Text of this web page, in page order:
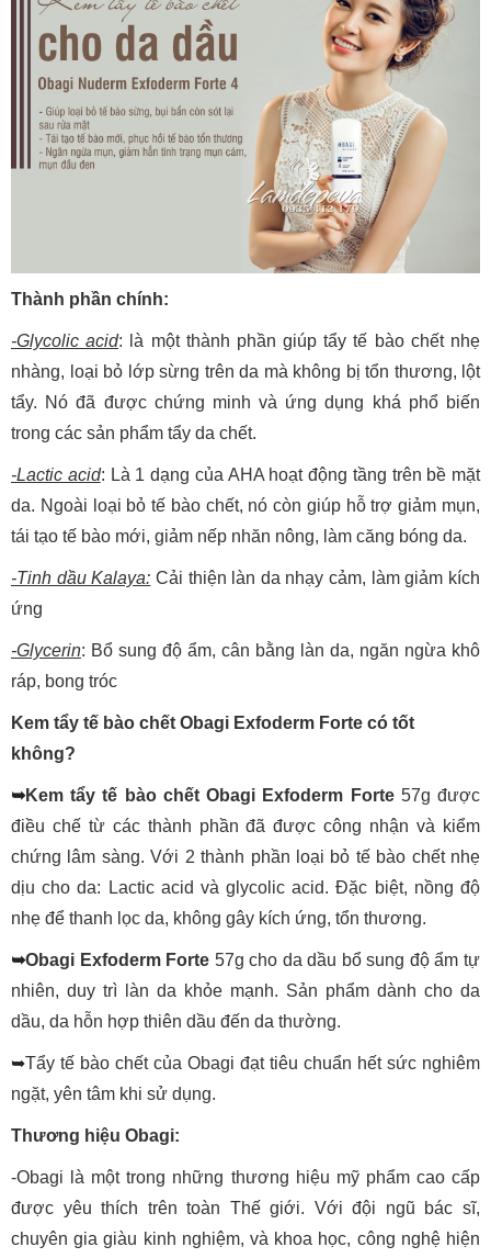
Thành phần chính:
-Glycolic acid: là một thành phần giúp tẩy tế bào chết nhẹ
nhàng, loại bỏ lớp sừng trên da mà không bị tổn thương, lột
tẩy. Nó đã được chứng minh và ứng dụng khá phổ biến
trong các sản phẩm tẩy da chết.
-Lactic acid: Là 1 dạng của AHA hoạt động tầng trên bề mặt
da. Ngoài loại bỏ tế bào chết, nó còn giúp hỗ trợ giảm mụn,
tái tạo tế bào mới, giảm nếp nhăn nông, làm căng bóng da.
-Tinh dầu Kalaya: Cải thiện làn da nhạy cảm, làm giảm kích
ứng
-Glycerin: Bổ sung độ ẩm, cân bằng làn da, ngăn ngừa khô
ráp, bong tróc
Kem tẩy tế bào chết Obagi Exfoderm Forte có tốt
không?
➥Kem tẩy tế bào chết Obagi Exfoderm Forte 57g được
điều chế từ các thành phần đã được công nhận và kiểm
chứng lâm sàng. Với 2 thành phần loại bỏ tế bào chết nhẹ
dịu cho da: Lactic acid và glycolic acid. Đặc biệt, nồng độ
nhẹ để thanh lọc da, không gây kích ứng, tổn thương.
➥Obagi Exfoderm Forte 57g cho da dầu bổ sung độ ẩm tự
nhiên, duy trì làn da khỏe mạnh. Sản phẩm dành cho da
dầu, da hỗn hợp thiên dầu đến da thường.
➥Tẩy tế bào chết của Obagi đạt tiêu chuẩn hết sức nghiêm
ngặt, yên tâm khi sử dụng.
Thương hiệu Obagi:
-Obagi là một trong những thương hiệu mỹ phẩm cao cấp
được yêu thích trên toàn Thế giới. Với đội ngũ bác sĩ,
chuyên gia giàu kinh nghiệm, và khoa học, công nghệ hiện